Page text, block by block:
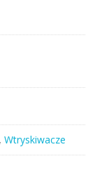
Wtryskiwacze